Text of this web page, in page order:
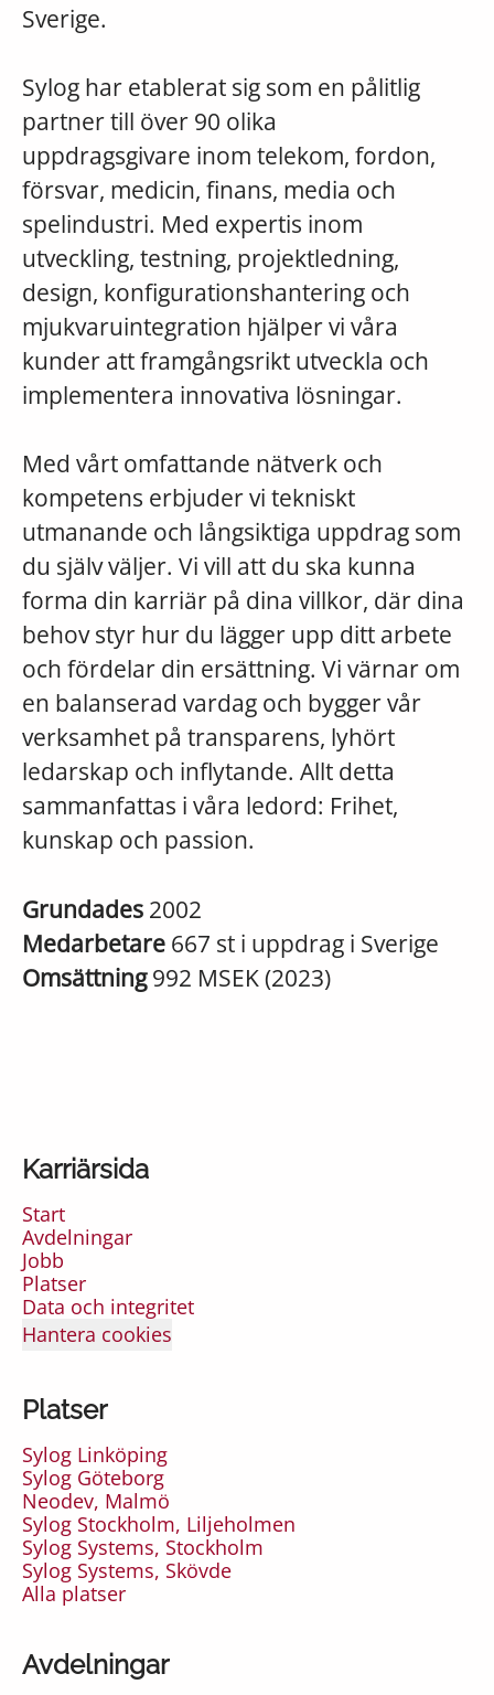
Sverige.
Sylog har etablerat sig som en pålitlig
partner till över 90 olika
uppdragsgivare inom telekom, fordon,
försvar, medicin, finans, media och
spelindustri. Med expertis inom
utveckling, testning, projektledning,
design, konfigurationshantering och
mjukvaruintegration hjälper vi våra
kunder att framgångsrikt utveckla och
implementera innovativa lösningar.
Med vårt omfattande nätverk och
kompetens erbjuder vi tekniskt
utmanande och långsiktiga uppdrag som
du själv väljer. Vi vill att du ska kunna
forma din karriär på dina villkor, där dina
behov styr hur du lägger upp ditt arbete
och fördelar din ersättning. Vi värnar om
en balanserad vardag och bygger vår
verksamhet på transparens, lyhört
ledarskap och inflytande. Allt detta
sammanfattas i våra ledord: Frihet,
kunskap och passion.
Grundades 2002
Medarbetare 667 st i uppdrag i Sverige
Omsättning992 MSEK (2023)
Karriärsida
Start
Avdelningar
Jobb
Platser
Data och integritet
Hantera cookies
Platser
Sylog Linköping
Sylog Göteborg
Neodev, Malmö
Sylog Stockholm, Liljeholmen
Sylog Systems, Stockholm
Sylog Systems, Skövde
Alla platser
Avdelningar